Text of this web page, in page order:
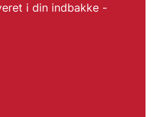
i din indbakke -